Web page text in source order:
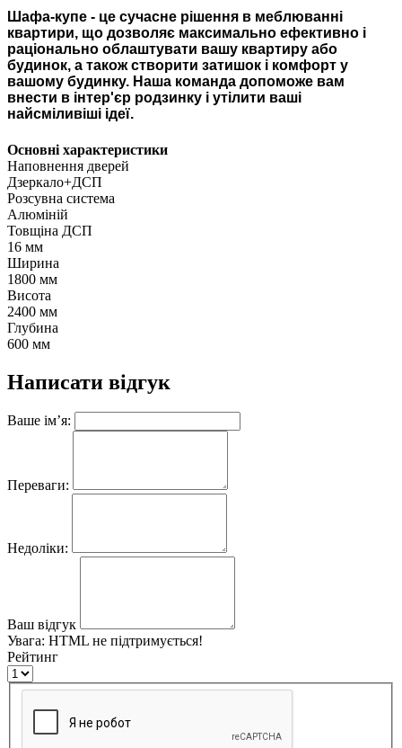
Шафа-купе - це сучасне рішення в меблюванні
квартири, що дозволяє максимально ефективно і
раціонально облаштувати вашу квартиру або
будинок, а також створити затишок і комфорт у
вашому будинку. Наша команда допоможе вам
внести в інтер'єр родзинку і утілити ваші
найсміливіші ідеї.
Основні характеристики
Наповнення дверей
Дзеркало+ДСП
Розсувна система
Алюміній
Товщіна ДСП
16 мм
Ширина
1800 мм
Висота
2400 мм
Глубина
600 мм
Написати відгук
Ваше ім’я:
Переваги:
Недоліки:
Ваш відгук
Увага: HTML не підтримується!
Рейтинг